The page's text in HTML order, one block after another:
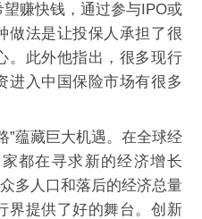
赚快钱，通过参与IPO或
做法是让投保人承担了很
。此外他指出，很多现行
进入中国保险市场有很多
蕴藏巨大机遇。在全球经
都在寻求新的经济增长
多人口和落后的经济总量
界提供了好的舞台。创新